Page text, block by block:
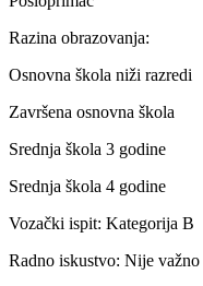
Razina obrazovanja:
Osnovna škola niži razredi
Završena osnovna škola
Srednja škola 3 godine
Srednja škola 4 godine
Vozački ispit: Kategorija B
Radno iskustvo: Nije važno